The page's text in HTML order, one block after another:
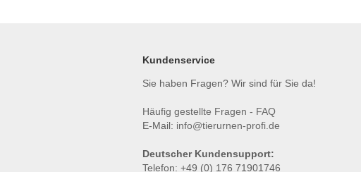
Kundenservice
Sie haben Fragen? Wir sind für Sie da!
Häufig gestellte Fragen - FAQ
E-Mail: info@tierurnen-profi.de
Deutscher Kundensupport:
Telefon: +49 (0) 176 71901746